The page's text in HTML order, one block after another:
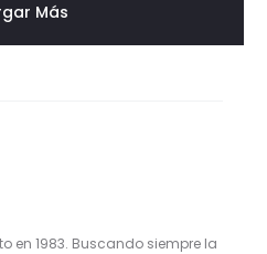
Más
en 1983. Buscando siempre la